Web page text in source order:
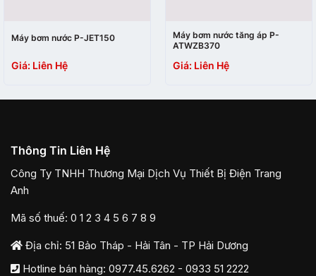
Máy bơm nước P-JET150
Giá: Liên Hệ
Máy bơm nước tăng áp P-
ATWZB370
Giá: Liên Hệ
Thông Tin Liên Hệ
Công Ty TNHH Thương Mại Dịch Vụ Thiết Bị Điện Trang
Anh
Mã số thuế: 0 1 2 3 4 5 6 7 8 9
Địa chỉ: 51 Bảo Tháp - Hải Tân - TP Hải Dương
Hotline bán hàng: 0977.45.6262 - 0933 51 2222